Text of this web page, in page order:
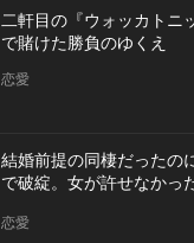
二軒目の『ウォッカトニ
で賭けた勝負のゆくえ
恋愛
結婚前提の同棲だったの
で破綻。女が許せなかっ
恋愛